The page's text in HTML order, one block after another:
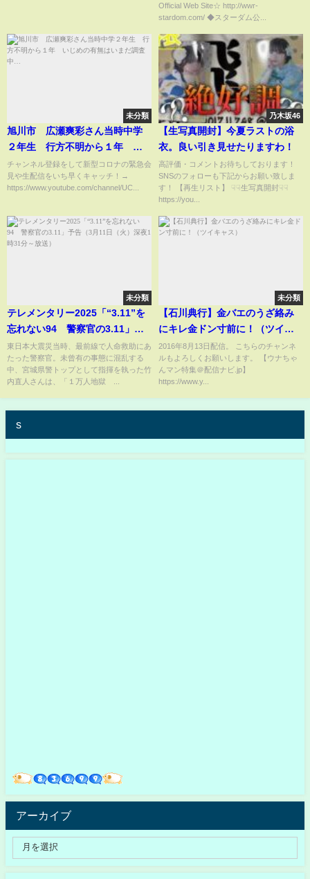
さ！-5.12 NEW BLOOD 8-
【STARDOM】
Official Web Site☆ http://wwr-
stardom.com/ ◆スターダム公...
未分類
旭川市 広瀬爽彩さん当時中学
２年生 行方不明から１年 い
じめの有無はいまだ調査中…
チャンネル登録をして新型コロナの緊急会
見や生配信をいち早くキャッチ！→
https://www.youtube.com/channel/UC...
乃木坂46
【生写真開封】今夏ラストの浴
衣。良い引き見せたりますわ！
高評価・コメントお待ちしております！
SNSのフォローも下記からお願い致しま
す！ 【再生リスト】 ☟☟生写真開封☟☟
https://you...
未分類
テレメンタリー2025「“3.11”を
忘れない94 警察官の3.11」予
告（3月11日（火）深夜1時31分
～放送）
東日本大震災当時、最前線で人命救助にあ
たった警察官。未曾有の事態に混乱する
中、宮城県警トップとして指揮を執った竹
内直人さんは、「１万人地獄 ...
未分類
【石川典行】金バエのうざ絡み
にキレ金ドン寸前に！（ツイキ
ャス）
2016年8月13日配信。 こちらのチャンネ
ルもよろしくお願いします。 【ウナちゃ
んマン特集＠配信ナビ.jp】
https://www.y...
s
アーカイブ